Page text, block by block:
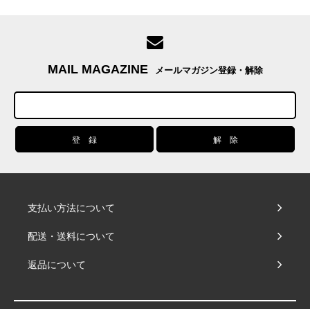
MAIL MAGAZINE メールマガジン登録・解除
支払い方法について
配送・送料について
返品について